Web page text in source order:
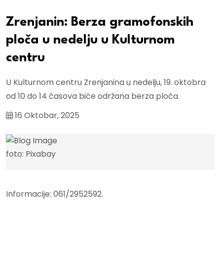
Zrenjanin: Berza gramofonskih
ploča u nedelju u Kulturnom
centru
U Kulturnom centru Zrenjanina u nedelju, 19. oktobra
od 10 do 14 časova biće održana berza ploča.
16 Oktobar, 2025
foto: Pixabay
Informacije: 061/2952592.